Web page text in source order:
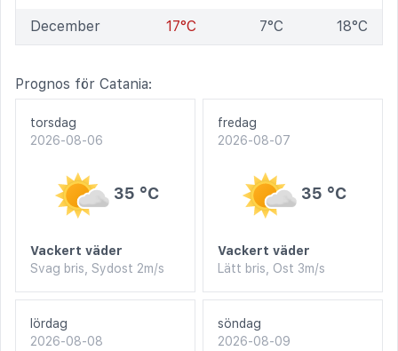
December 17°C 7°C 18°C
Prognos för Catania:
torsdag
2026-08-06
35 °C
Vackert väder
Svag bris, Sydost 2m/s
fredag
2026-08-07
35 °C
Vackert väder
Lätt bris, Ost 3m/s
lördag
2026-08-08
söndag
2026-08-09